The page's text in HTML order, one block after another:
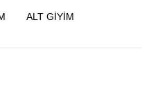
ALT GİYİM